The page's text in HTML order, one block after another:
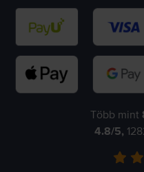
Több mint
4.8/5,